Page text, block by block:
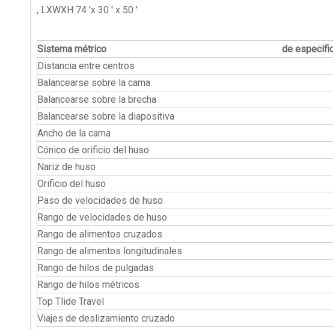
, LXWXH 74 'x 30 ' x 50 '
Sistema métrico de
Distancia entre centros
Balancearse sobre la cama
Balancearse sobre la brecha
Balancearse sobre la diapositiva
Ancho de la cama
Cónico de orificio del huso
Nariz de huso
Orificio del huso
Paso de velocidades de huso
Rango de velocidades de huso
Rango de alimentos cruzados
Rango de alimentos longitudinales
Rango de hilos de pulgadas
Rango de hilos métricos
Top Tlide Travel
Viajes de deslizamiento cruzado